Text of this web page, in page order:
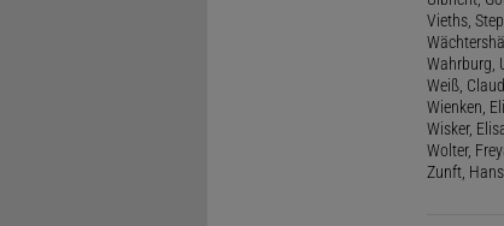
Vieths,
Wahrburg,
Weiß,
Wienken,
Wisker,
Wolter,
Zunft,